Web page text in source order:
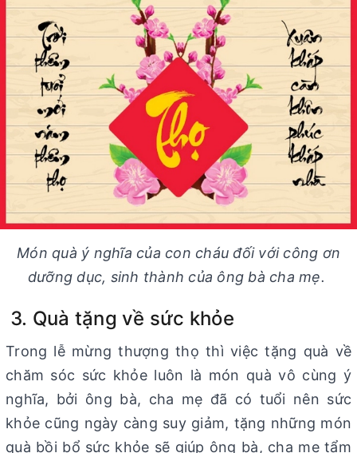
Món quà ý nghĩa của con cháu đối với công ơn
dưỡng dục, sinh thành của ông bà cha mẹ.
3. Quà tặng về sức khỏe
Trong lễ mừng thượng thọ thì việc tặng quà về
chăm sóc sức khỏe luôn là món quà vô cùng ý
nghĩa, bởi ông bà, cha mẹ đã có tuổi nên sức
khỏe cũng ngày càng suy giảm, tặng những món
quà bồi bổ sức khỏe sẽ giúp ông bà, cha mẹ tẩm